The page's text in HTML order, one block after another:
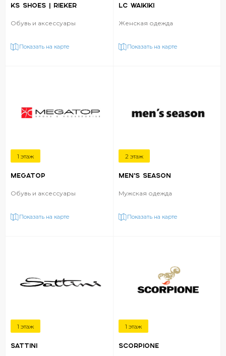
KS SHOES | RIEKER
Обувь и аксессуары
Показать на карте
LC WAIKIKI
Женская одежда
Показать на карте
1 этаж
MEGATOP
Обувь и аксессуары
Показать на карте
2 этаж
MEN'S SEASON
Мужская одежда
Показать на карте
1 этаж
SATTINI
1 этаж
SCORPIONE